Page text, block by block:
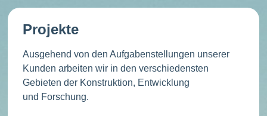
Projekte
Ausgehend von den Aufgabenstellungen unserer
Kunden arbeiten wir in den verschiedensten
Gebieten der Konstruktion, Entwicklung
und Forschung.